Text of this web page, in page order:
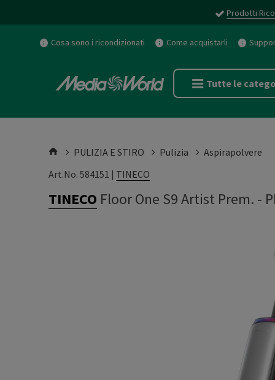
Prodotti
Cosa sono i ricondizionati Come acquistarli
Tutte le
PULIZIA E STIRO Pulizia
Aspirapolvere
Art.No. 584151 | TINECO
TINECO Floor One S9 Artist Prem. -